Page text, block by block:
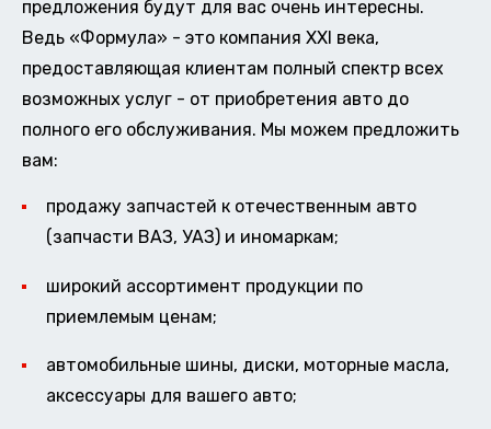
предложения будут для вас очень интересны.
Ведь «Формула» - это компания XXI века,
предоставляющая клиентам полный спектр всех
возможных услуг - от приобретения авто до
полного его обслуживания. Мы можем предложить
вам:
продажу запчастей к отечественным авто
(запчасти ВАЗ, УАЗ) и иномаркам;
широкий ассортимент продукции по
приемлемым ценам;
автомобильные шины, диски, моторные масла,
аксессуары для вашего авто;